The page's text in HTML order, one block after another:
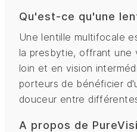
Qu'est-ce qu'une
Une lentille multifocale
la presbytie, offrant une
loin et en vision
porteurs de bénéficier
douceur entre
A propos de